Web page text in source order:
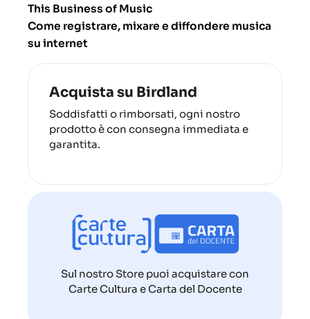
This Business of Music
Come registrare, mixare e diffondere musica
su internet
Acquista su Birdland
Soddisfatti o rimborsati, ogni nostro
prodotto è con consegna immediata e
garantita.
Sul nostro Store puoi acquistare con
Carte Cultura e Carta del Docente